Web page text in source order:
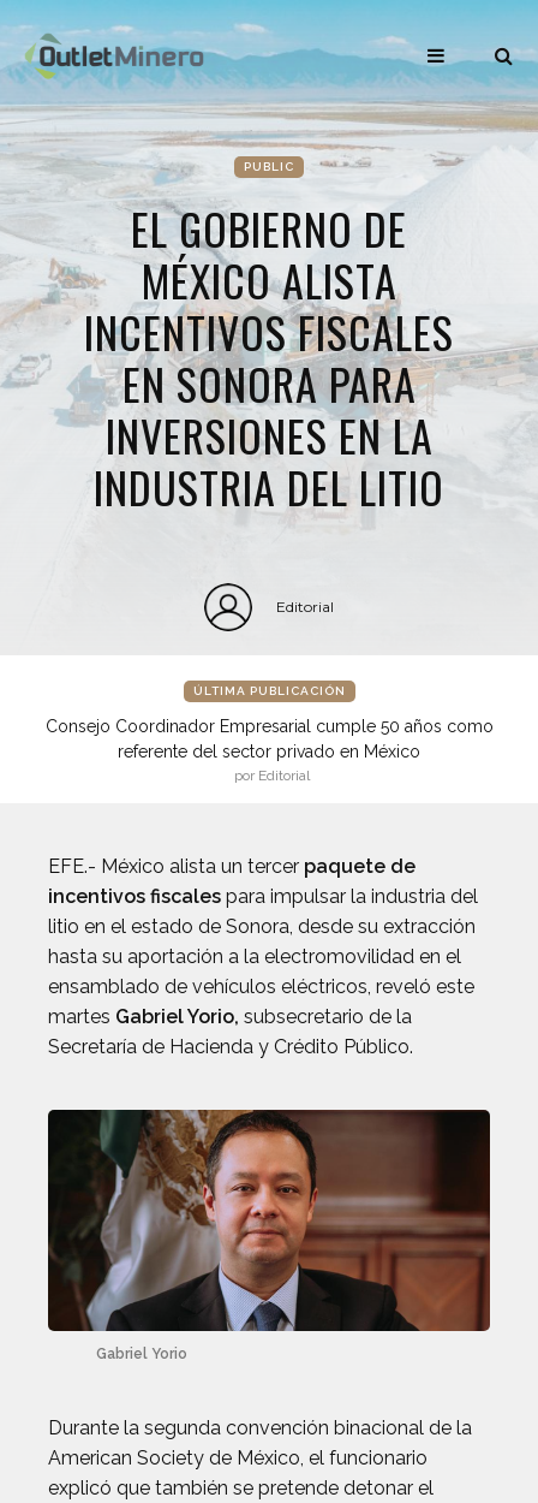
PUBLIC
EL GOBIERNO DE
MÉXICO ALISTA
INCENTIVOS FISCALES
EN SONORA PARA
INVERSIONES EN LA
INDUSTRIA DEL LITIO
Editorial
ÚLTIMA PUBLICACIÓN
Consejo Coordinador Empresarial cumple 50 años como
referente del sector privado en México
por Editorial
EFE.- México alista un tercer paquete de
incentivos fiscales para impulsar la industria del
litio en el estado de Sonora, desde su extracción
hasta su aportación a la electromovilidad en el
ensamblado de vehículos eléctricos, reveló este
martes Gabriel Yorio, subsecretario de la
Secretaría de Hacienda y Crédito Público.
Gabriel Yorio
Durante la segunda convención binacional de la
American Society de México, el funcionario
explicó que también se pretende detonar el